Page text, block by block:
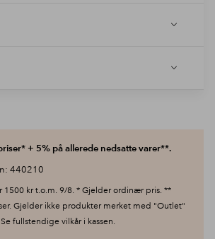
+ 5% på allerede nedsatte varer**.
440210
1500 kr t.o.m. 9/8. * Gjelder ordinær pris. **
Gjelder ikke produkter merket med "Outlet"
fullstendige vilkår i kassen.